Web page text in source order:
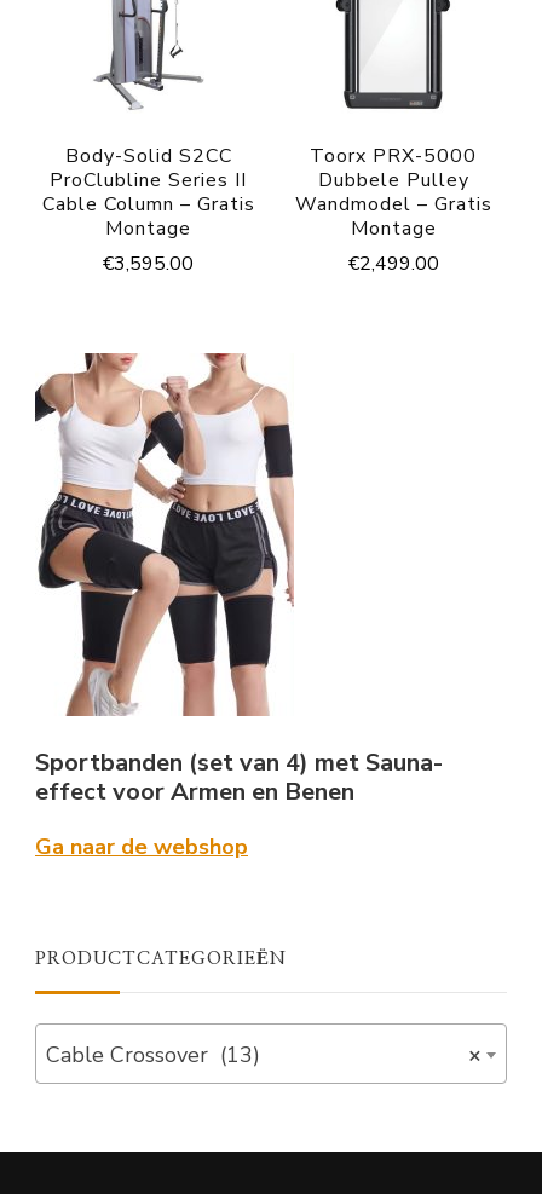
Body-Solid S2CC
ProClubline Series II
Cable Column – Gratis
Montage
€3,595.00
Toorx PRX-5000
Dubbele Pulley
Wandmodel – Gratis
Montage
€2,499.00
Sportbanden (set van 4) met Sauna-
effect voor Armen en Benen
Ga naar de webshop
PRODUCTCATEGORIEËN
×
Cable Crossover (13)